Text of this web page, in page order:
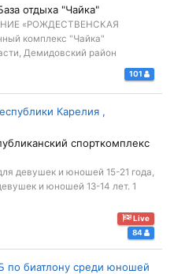
отдыха "Чайка"
«РОЖДЕСТВЕНСКАЯ
комплекс "Чайка"
Демидовский район
101
Карелия ,
спорткомплекс
девушек и юношей 15-21 года,
и юношей 13-14 лет. 1
Live
84
по биатлону среди юношей